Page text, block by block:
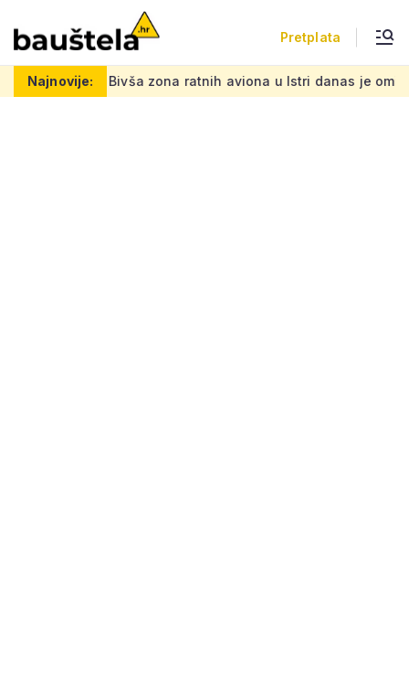
Pretplata
Najnovije:Bivša zona ratnih aviona u Istri danas je omiljena